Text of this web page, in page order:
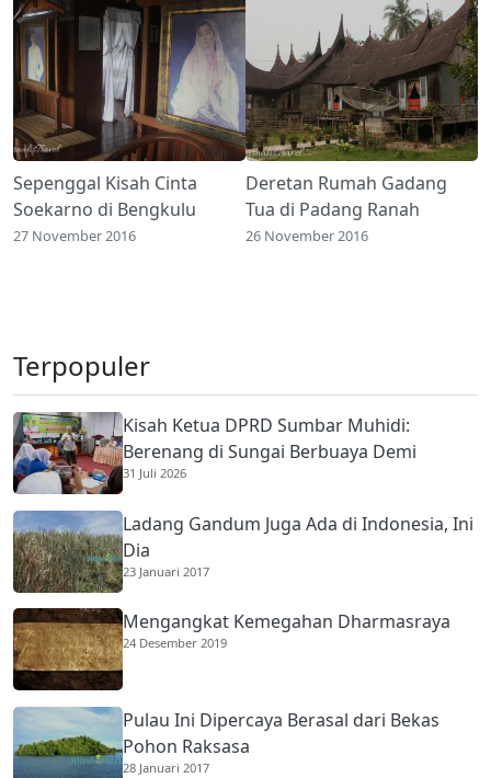
Sepenggal Kisah Cinta
Soekarno di Bengkulu
27 November 2016
Deretan Rumah Gadang
Tua di Padang Ranah
26 November 2016
Terpopuler
Kisah Ketua DPRD Sumbar Muhidi:
Berenang di Sungai Berbuaya Demi
Membantu Ekonomi Orang Tua
31 Juli 2026
Ladang Gandum Juga Ada di Indonesia, Ini
Dia
23 Januari 2017
Mengangkat Kemegahan Dharmasraya
24 Desember 2019
Pulau Ini Dipercaya Berasal dari Bekas
Pohon Raksasa
28 Januari 2017